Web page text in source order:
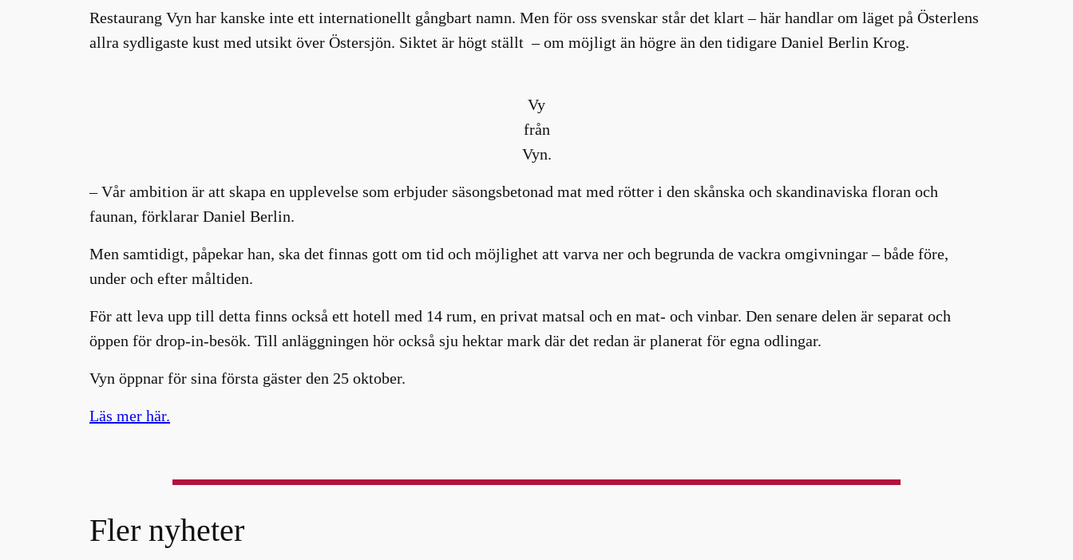
Restaurang Vyn har kanske inte ett internationellt gångbart namn. Men för oss svenskar står det klart – här handlar om läget på Österlens
allra sydligaste kust med utsikt över Östersjön. Siktet är högt ställt – om möjligt än högre än den tidigare Daniel Berlin Krog.
Vy
från
Vyn.
– Vår ambition är att skapa en upplevelse som erbjuder säsongsbetonad mat med rötter i den skånska och skandinaviska floran och
faunan, förklarar Daniel Berlin.
Men samtidigt, påpekar han, ska det finnas gott om tid och möjlighet att varva ner och begrunda de vackra omgivningar – både före,
under och efter måltiden.
För att leva upp till detta finns också ett hotell med 14 rum, en privat matsal och en mat- och vinbar. Den senare delen är separat och
öppen för drop-in-besök. Till anläggningen hör också sju hektar mark där det redan är planerat för egna odlingar.
Vyn öppnar för sina första gäster den 25 oktober.
Läs mer här.
Fler nyheter